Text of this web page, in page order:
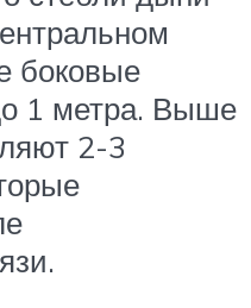
боковые
1 метра. Выше
2-3